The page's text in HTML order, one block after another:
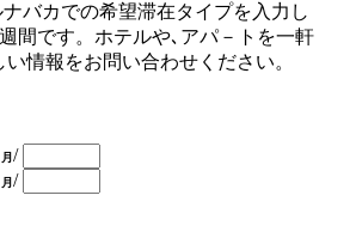
バカでの希望滞在タイプを入力 し
間です。ホテルや､アパ－トを一軒
情報をお問い合わせください。
月 /
月 /